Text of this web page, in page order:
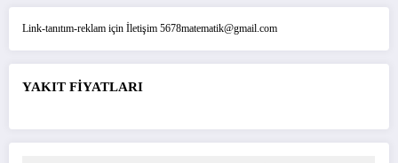
Link-tanıtım-reklam için İletişim 5678matematik@gmail.com
YAKIT FİYATLARI